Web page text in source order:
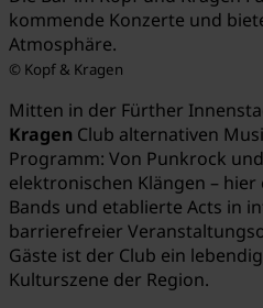
kommende Konzerte und
Atmosphäre.
© Kopf & Kragen
Mitten in der Fürther
Kragen Club alternativen
Programm: Von Punkrock
elektronischen Klängen –
Bands und etablierte Acts in
barrierefreier
Gäste ist der Club ein
Kulturszene der Region.